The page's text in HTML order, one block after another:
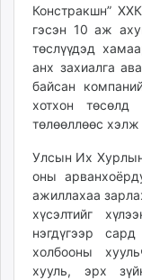
mass.mn
unegui.mn
assa.mn
toim.mn
tac.mn
paparazzi.mn
Констракшн”
гэсэн 10 аж
төслүүдэд
анх захиалга
байсан
хотхон төсөлд
төлөөллөөс хэлж
Улсын Их Хурлын
оны
ажиллахаа
хүсэлтийг
нэгдүгээр
холбооны
хууль, эрх